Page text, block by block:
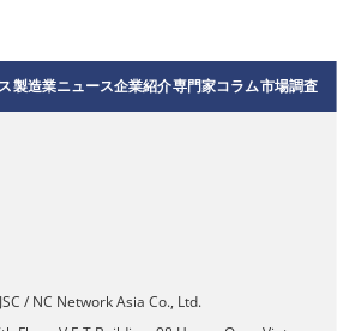
製造業ニュース企業紹介専門家コラム市場調査
/ NC Network Asia Co., Ltd.